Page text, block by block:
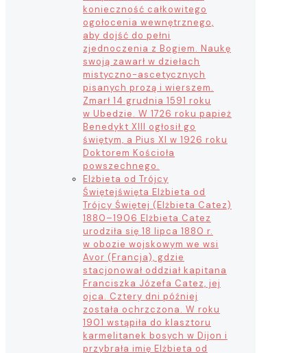
konieczność całkowitego
ogołocenia wewnętrznego,
aby dojść do pełni
zjednoczenia z Bogiem. Naukę
swoją zawarł w dziełach
mistyczno-ascetycznych
pisanych prozą i wierszem.
Zmarł 14 grudnia 1591 roku
w Ubedzie. W 1726 roku papież
Benedykt XIII ogłosił go
świętym, a Pius XI w 1926 roku
Doktorem Kościoła
powszechnego.
Elżbieta od Trójcy
Świętejświęta Elżbieta od
Trójcy Świętej (Elżbieta Catez)
1880–1906 Elżbieta Catez
urodziła się 18 lipca 1880 r.
w obozie wojskowym we wsi
Avor (Francja), gdzie
stacjonował oddział kapitana
Franciszka Józefa Catez, jej
ojca. Cztery dni później
została ochrzczona. W roku
1901 wstąpiła do klasztoru
karmelitanek bosych w Dijon i
przybrała imię Elżbieta od